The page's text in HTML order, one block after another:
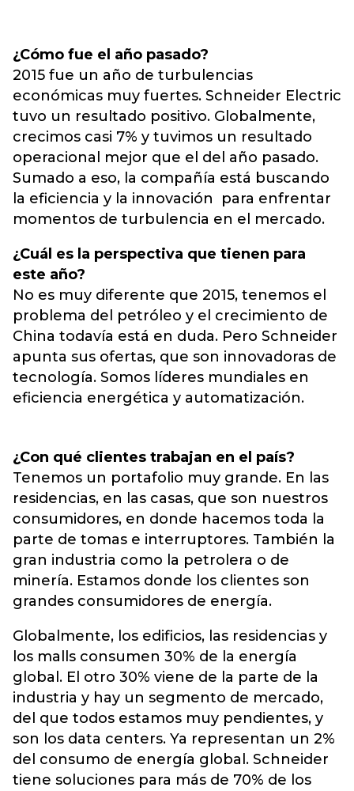
¿Cómo fue el año pasado?
2015 fue un año de turbulencias
económicas muy fuertes. Schneider Electric
tuvo un resultado positivo. Globalmente,
crecimos casi 7% y tuvimos un resultado
operacional mejor que el del año pasado.
Sumado a eso, la compañía está buscando
la eficiencia y la innovación para enfrentar
momentos de turbulencia en el mercado.
¿Cuál es la perspectiva que tienen para
este año?
No es muy diferente que 2015, tenemos el
problema del petróleo y el crecimiento de
China todavía está en duda. Pero Schneider
apunta sus ofertas, que son innovadoras de
tecnología. Somos líderes mundiales en
eficiencia energética y automatización.
¿Con qué clientes trabajan en el país?
Tenemos un portafolio muy grande. En las
residencias, en las casas, que son nuestros
consumidores, en donde hacemos toda la
parte de tomas e interruptores. También la
gran industria como la petrolera o de
minería. Estamos donde los clientes son
grandes consumidores de energía.
Globalmente, los edificios, las residencias y
los malls consumen 30% de la energía
global. El otro 30% viene de la parte de la
industria y hay un segmento de mercado,
del que todos estamos muy pendientes, y
son los data centers. Ya representan un 2%
del consumo de energía global. Schneider
tiene soluciones para más de 70% de los